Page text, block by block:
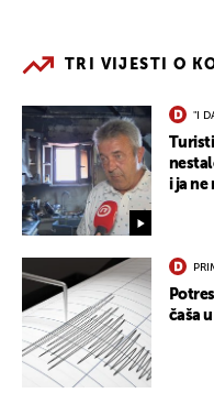
TRI VIJESTI O
"I
i ja ne
čaša